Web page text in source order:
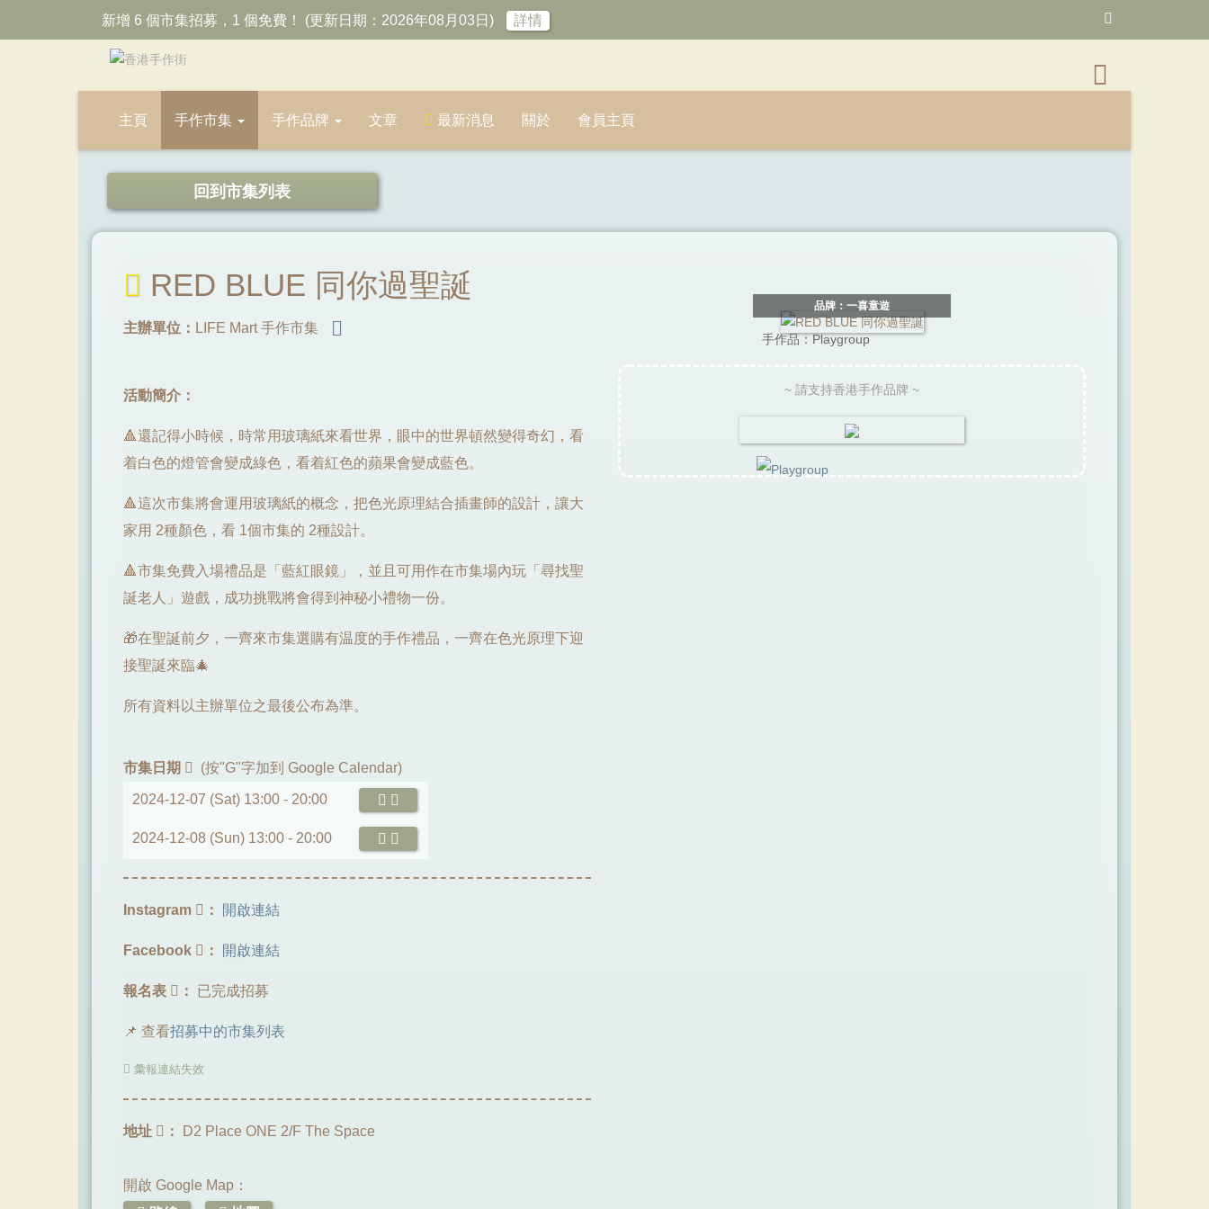
新增 6 個市集招募，1 個免費！ (更新日期：2026年08月03日) 詳情
主頁 手作市集 手作品牌 文章 最新消息 關於 會員主頁
回到市集列表
RED BLUE 同你過聖誕
~ 請支持香港手作品牌 ~
品牌：一喜童遊
手作品：Playgroup
主辦單位： LIFE Mart 手作市集
活動簡介：
🔺還記得小時候，時常用玻璃紙來看世界，眼中的世界頓然變得奇幻，看
着白色的燈管會變成綠色，看着紅色的蘋果會變成藍色。
🔺這次市集將會運用玻璃紙的概念，把色光原理結合插畫師的設計，讓大
家用 2種顏色，看 1個市集的 2種設計。
🔺市集免費入場禮品是「藍紅眼鏡」，並且可用作在市集場內玩「尋找聖
誕老人」遊戲，成功挑戰將會得到神秘小禮物一份。
🎁在聖誕前夕，一齊來市集選購有温度的手作禮品，一齊在色光原理下迎
接聖誕來臨🎄
所有資料以主辦單位之最後公布為準。
市集日期 (按"G"字加到 Google Calendar)
2024-12-07 (Sat) 13:00 - 20:00
2024-12-08 (Sun) 13:00 - 20:00
Instagram ： 開啟連結
Facebook ： 開啟連結
報名表 ： 已完成招募
📌 查看招募中的市集列表
彙報連結失效
地址 ： D2 Place ONE 2/F The Space
開啟 Google Map：